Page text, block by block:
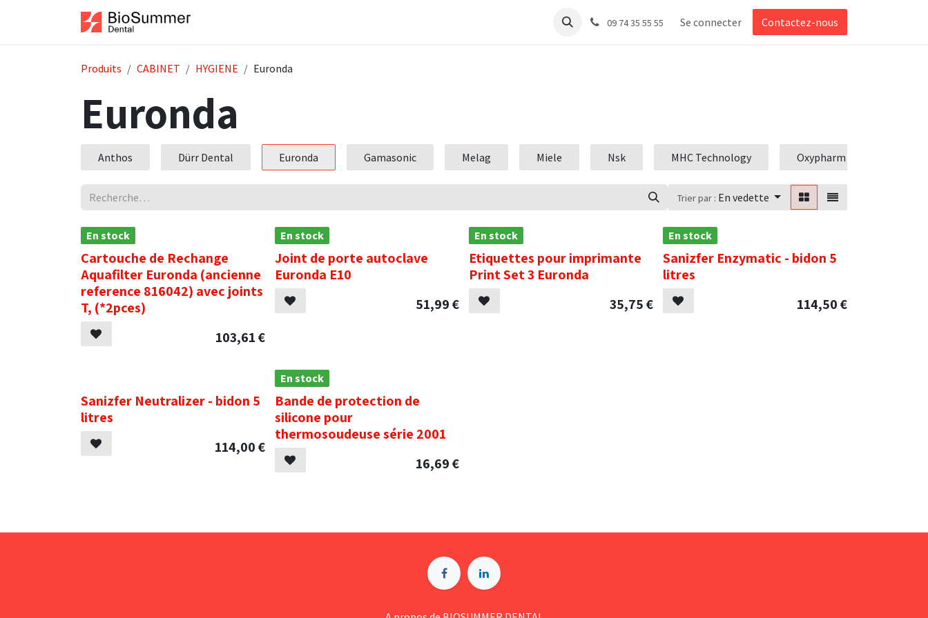
Support09 74 35 55 55 Se connecter Contactez-nous
Produits CABINET HYGIENE Euronda
Euronda
Anthos Dürr Dental Euronda Gamasonic Melag Miele Nsk MHC Technology Oxypharm
Trier par : En vedette
En stock
Cartouche de Rechange
Aquafilter Euronda (ancienne
reference 816042) avec joints
T, (*2pces)
103,61€
En stock
Joint de porte autoclave
Euronda E10
51,99€
En stock
Etiquettes pour imprimante
Print Set 3 Euronda
35,75€
En stock
Sanizfer Enzymatic - bidon 5
litres
114,50€
Sanizfer Neutralizer - bidon 5
litres
114,00€
En stock
Bande de protection de
silicone pour
thermosoudeuse série 2001
16,69€